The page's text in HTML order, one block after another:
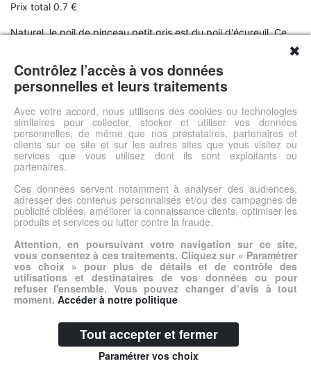
Prix total 0.7 €
Naturel, le poil de pinceau petit gris est du poil d'écureuil. Ce
© DSh0p 2026 -Accueil-Mentions légales
✖
Contrôlez l’accès à vos données
personnelles et leurs traitements
Avec votre accord, nous utilisons des cookies ou technologies
similaires pour collecter, stocker et utiliser vos données
personnelles, de même que nos prestataires, partenaires et
clients sur ce site et sur les autres sites que vous visitez ou
services que vous utilisez dont ils sont exploitants ou
partenaires.
Ces données servent notamment à analyser des audiences,
adresser des contenus personnalisés et/ou des campagnes de
publicité ciblées, améliorer la connaissance clients, optimiser les
produits et services ou lutter contre la fraude.
Attention, en poursuivant votre navigation sur ce site,
vous consentez à ces traitements. Cliquez sur « Paramétrer
vos choix » pour plus de détails et de contrôle des
utilisations et destinataires de vos données ou pour
refuser l'ensemble. Vous pouvez changer d’avis à tout
moment. Accéder à notre politique
Tout accepter et fermer
Paramétrer vos choix